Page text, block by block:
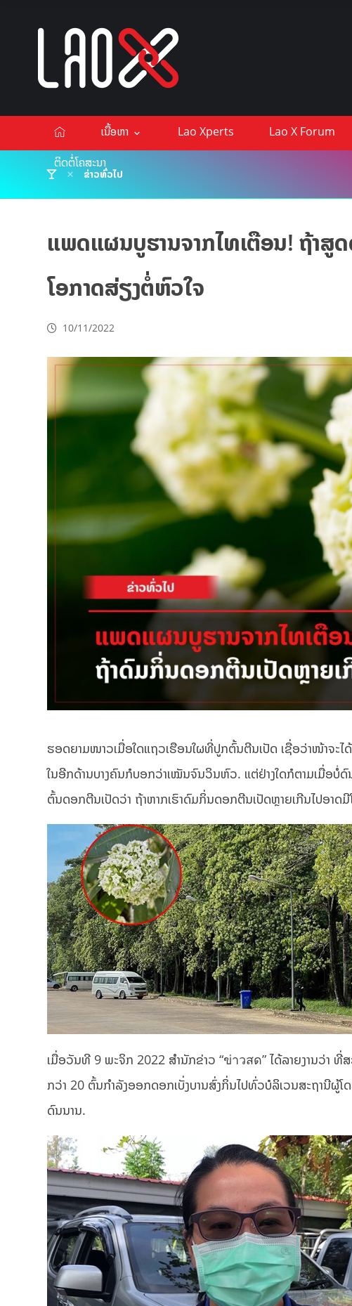
ເນື້ອຫາ Lao Xperts Lao X Forum
ຕິດຕໍ່ໂຄສະນາ
ຂ່າວທົ່ວໄປ
ແພດແຜນບູຮານຈາກໄທເຕືອນ! ຖ້າສູ
ໂອກາດສ່ຽງຕໍ່ຫົວໃຈ
10/11/2022
ຮອດຍາມໜາວເມື່ອໃດແຖວເຮືອນໃຜທີ່ປູກຕົ້ນຕີນເປັດ ເຊື່ອວ່າໜ້າຈະ
ໃນອີກດ້ານບາງຄົນກໍບອກວ່າເໝັນຈົນວິນຫົວ. ແຕ່ຢ່າງໃດກໍຕາມເມື່ອ
ຕົ້ນດອກຕີນເປັດວ່າ ຖ້າຫາກເຮົາດົມກິ່ນດອກຕີນເປັດຫຼາຍເກີນໄປອາດ
ເມື່ອວັນທີ 9 ພະຈິກ 2022 ສຳນັກຂ່າວ “ข่าวสด” ໄດ້ລາຍງານວ່າ
ກວ່າ 20 ຕົ້ນກໍາລັງອອກດອກເບັ່ງບານສົ່ງກິ່ນໄປທົ່ວບໍລິເວນສະຖານີຜູ້
ດົນນານ.